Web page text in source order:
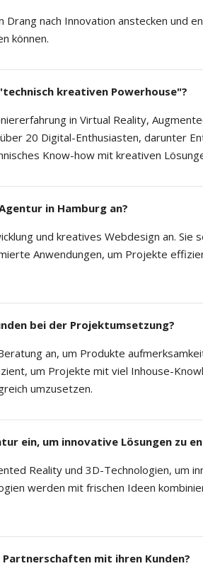
nach Innovation anstecken und
können.
kreativen Powerhouse"?
in Virtual Reality,
20 Digital-Enthusiasten, darunter
Know-how mit kreativen
in Hamburg an?
und kreatives Webdesign an. Sie
Anwendungen, um Projekte
bei der Projektumsetzung?
an, um Produkte
um Projekte mit viel Inhouse-
umzusetzen.
ein, um innovative Lösungen zu
Reality und 3D-Technologien, um
werden mit frischen Ideen
mit ihren Kunden?